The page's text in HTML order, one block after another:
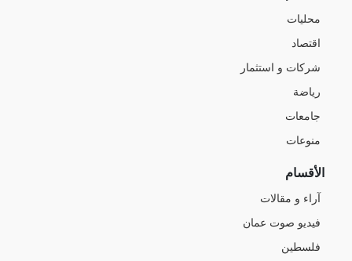
محليات
اقتصاد
شركات و استثمار
رياضة
جامعات
منوعات
الأقسام
آراء و مقالات
فيديو صوت عمان
فلسطين